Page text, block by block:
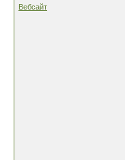
Вебсайт